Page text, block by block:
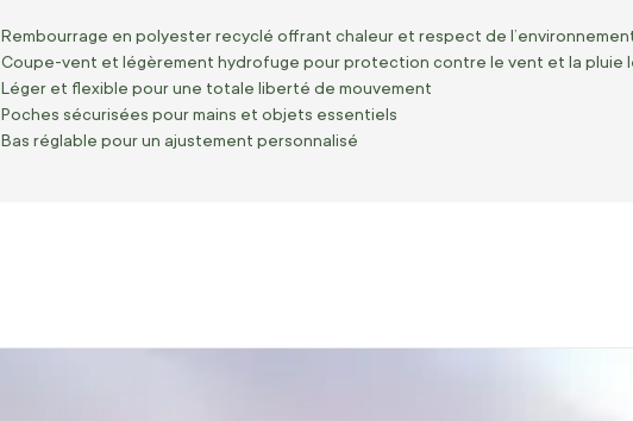
Rembourrage en polyester recyclé offrant chaleur et respect de
Coupe-vent et légèrement hydrofuge pour protection contre le vent et la pluie
Léger et flexible pour une totale liberté de mouvement
Poches sécurisées pour mains et objets essentiels
Bas réglable pour un ajustement personnalisé